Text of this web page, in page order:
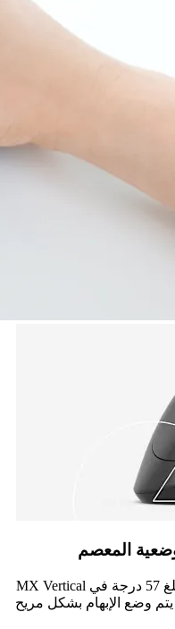
تعمل الزاوية العمودية المميزة والتي تبلغ 57 درجة في MX Vertical
وضع الإبهام بشكل مريح